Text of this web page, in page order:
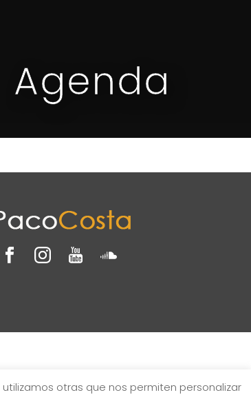
Agenda
otras que nos permiten personalizar